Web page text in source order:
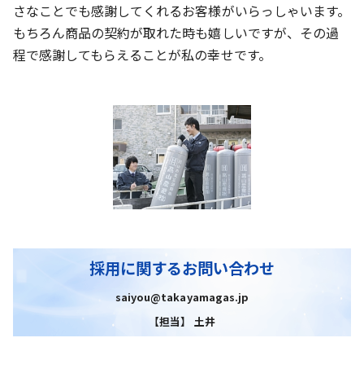
さなことでも感謝してくれるお客様がいらっしゃいます。
もちろん商品の契約が取れた時も嬉しいですが、その過
程で感謝してもらえることが私の幸せです。
採用に関するお問い合わせ
saiyou@takayamagas.jp
【担当】 土井